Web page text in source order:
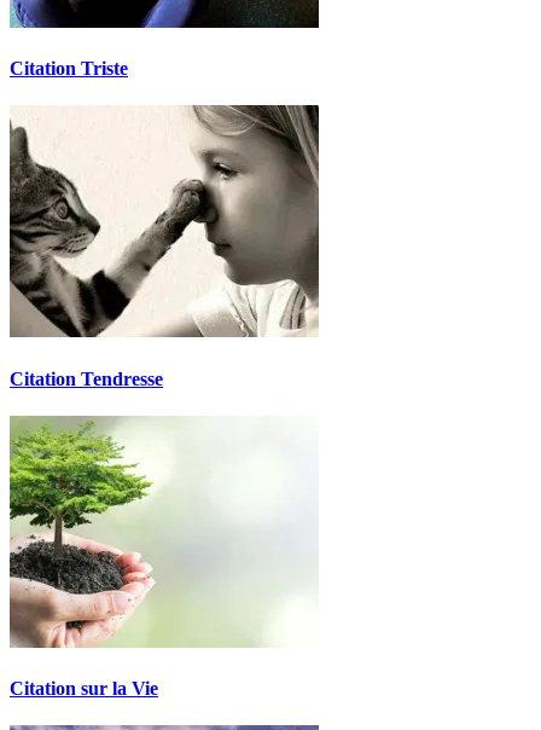
Citation Triste
Citation Tendresse
Citation sur la Vie